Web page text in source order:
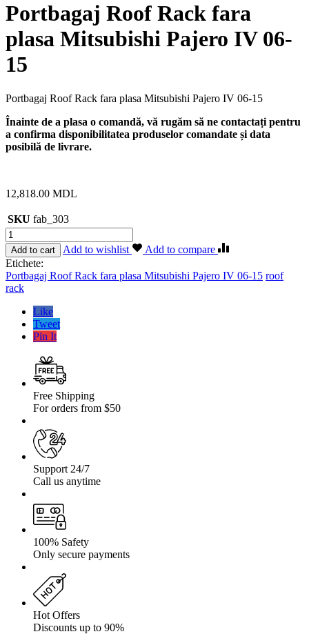
Portbagaj Roof Rack fara
plasa Mitsubishi Pajero IV 06-
15
Portbagaj Roof Rack fara plasa Mitsubishi Pajero IV 06-15
Înainte de a plasa o comandă, vă rugăm să ne contactați pentru
a confirma disponibilitatea produselor comandate și data
posibilă de livrare.
12,818.00 MDL
SKU fab_303
Cantitate
Portbagaj
Roof
Rack
fara
plasa
Mitsubishi
Add to cart Add to wishlist
Add to compare
Etichete:
Portbagaj Roof Rack fara plasa Mitsubishi Pajero IV 06-15 roof
rack
Like
Tweet
Pin It
Free Shipping
For orders from $50
Support 24/7
Call us anytime
100% Safety
Only secure payments
Hot Offers
Discounts up to 90%